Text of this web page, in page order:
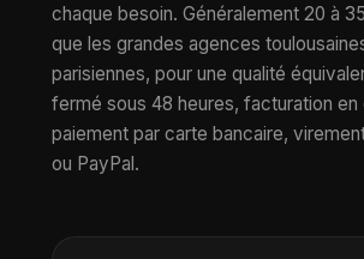
chaque besoin. Généralement 20 à
que les grandes agences
parisiennes, pour une qualité
fermé sous 48 heures, facturation en
paiement par carte bancaire,
ou PayPal.